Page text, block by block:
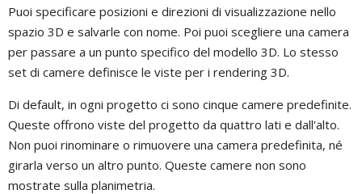
Puoi specificare posizioni e direzioni di visualizzazione nello
spazio 3D e salvarle con nome. Poi puoi scegliere una camera
per passare a un punto specifico del modello 3D. Lo stesso
set di camere definisce le viste per i rendering 3D.
Di default, in ogni progetto ci sono cinque camere predefinite.
Queste offrono viste del progetto da quattro lati e dall'alto.
Non puoi rinominare o rimuovere una camera predefinita, né
girarla verso un altro punto. Queste camere non sono
mostrate sulla planimetria.